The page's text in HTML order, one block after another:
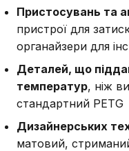
Пристосувань та
пристрої для
органайзери для
Деталей, що
температур, ніж
стандартний PETG
Дизайнерських
матовий,